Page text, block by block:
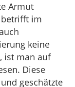
Armut
betrifft im
keine
ist man auf
Diese
und geschätzte